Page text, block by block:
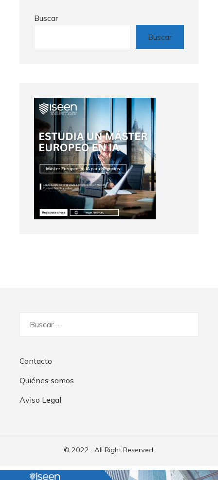
Buscar
Buscar
Contacto
Quiénes somos
Aviso Legal
© 2022 . All Right Reserved.